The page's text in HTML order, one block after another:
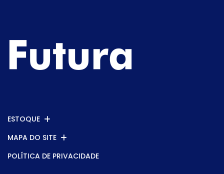
ESTOQUE
MAPA DO SITE
POLÍTICA DE PRIVACIDADE